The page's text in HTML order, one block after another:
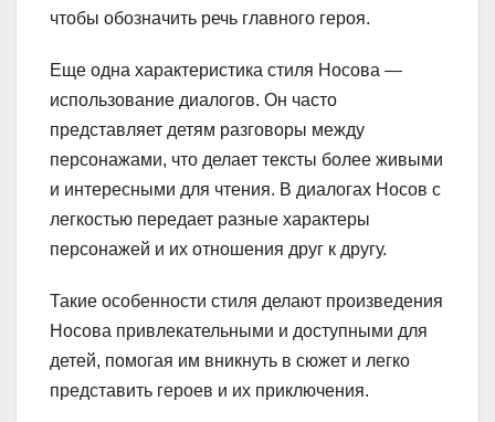
чтобы обозначить речь главного героя.
Еще одна характеристика стиля Носова —
использование диалогов. Он часто
представляет детям разговоры между
персонажами, что делает тексты более живыми
и интересными для чтения. В диалогах Носов с
легкостью передает разные характеры
персонажей и их отношения друг к другу.
Такие особенности стиля делают произведения
Носова привлекательными и доступными для
детей, помогая им вникнуть в сюжет и легко
представить героев и их приключения.